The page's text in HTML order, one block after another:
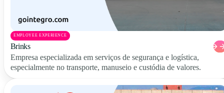
EMPLOYEE EXPERIENCE
Brinks
Empresa especializada em serviços de segurança e logística,
especialmente no transporte, manuseio e custódia de valores.